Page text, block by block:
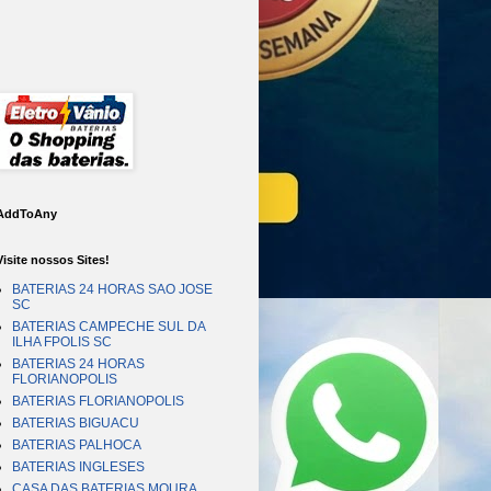
nossos Sites!
BATERIAS 24 HORAS SAO JOSE
SC
BATERIAS CAMPECHE SUL DA
ILHA FPOLIS SC
BATERIAS 24 HORAS
FLORIANOPOLIS
BATERIAS FLORIANOPOLIS
BATERIAS BIGUACU
BATERIAS PALHOCA
BATERIAS INGLESES